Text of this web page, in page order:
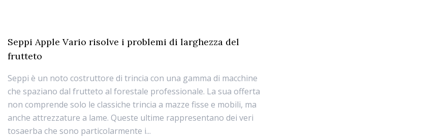
Seppi Apple Vario risolve i problemi di larghezza del
frutteto
Seppi è un noto costruttore di trincia con una gamma di macchine
che spaziano dal frutteto al forestale professionale. La sua offerta
non comprende solo le classiche trincia a mazze fisse e mobili, ma
anche attrezzature a lame. Queste ultime rappresentano dei veri
tosaerba che sono particolarmente i...